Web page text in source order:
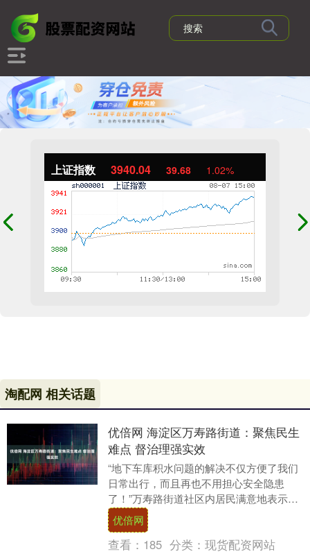
上证指数 3940.04 39.68 1.02%
淘配网 相关话题
优倍网 海淀区万寿路街道：聚焦民生
难点 督治理强实效
“地下车库积水问题的解决不仅方便了我们
日常出行，而且再也不用担心安全隐患
了！”万寿路街道社区内居民满意地表示。
今年上半年，海淀区万寿路街道接到居民
12345热....
优倍网
查看： 185 分类： 现货配资网站